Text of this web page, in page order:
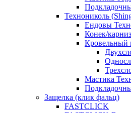
Технониколь
Ендовы
Конек/
Кровельный
Мастика
Защелка (клик фальц)
FASTCLICK